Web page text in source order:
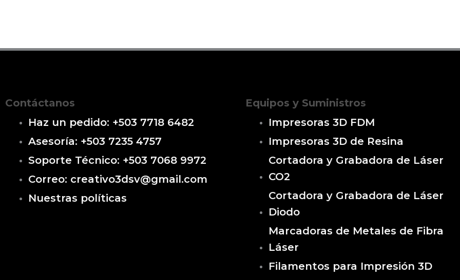
Contáctanos
Haz un pedido: +503 7718 6482
Asesoría: +503 7235 4757
Soporte Técnico: +503 7068 9972
Correo: creativo3dsv@gmail.com
Nuestras políticas
Equipos y Suministros
Impresoras 3D FDM
Impresoras 3D de Resina
Cortadora y Grabadora de Láser
CO2
Cortadora y Grabadora de Láser
Diodo
Marcadoras de Metales de Fibra
Láser
Filamentos para Impresión 3D